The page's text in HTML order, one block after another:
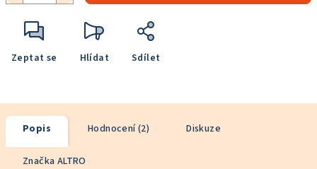
Zeptat se Hlídat Sdílet
Popis Hodnocení (2) Diskuze
Značka ALTRO